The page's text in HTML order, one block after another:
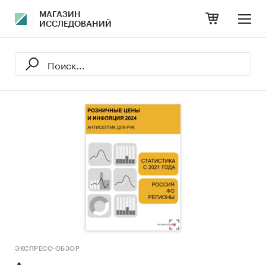
МАГАЗИН
ИССЛЕДОВАНИЙ
ЭКСПРЕСС-ОБЗОР